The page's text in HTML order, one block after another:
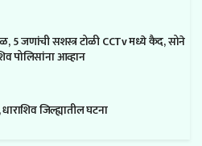
5 जणांची सशस्त्र टोळी CCTv मध्ये कैद, सोने
पोलिसांना आव्हान
जिल्ह्यातील घटना